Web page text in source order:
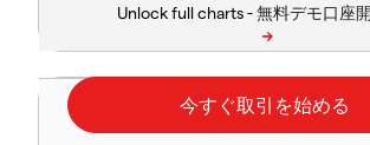
Unlock full charts -